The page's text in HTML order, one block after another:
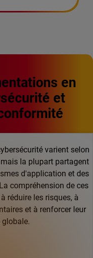
en
et
varient selon
la plupart partagent
d'application et des
compréhension de ces
réduire les risques, à
et à renforcer leur
globale.